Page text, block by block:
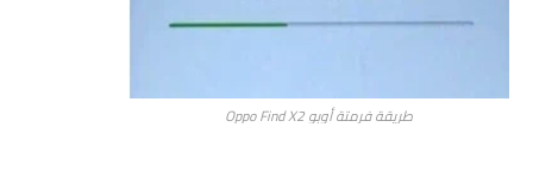
طريقة فرمتة أوبو Oppo Find X2